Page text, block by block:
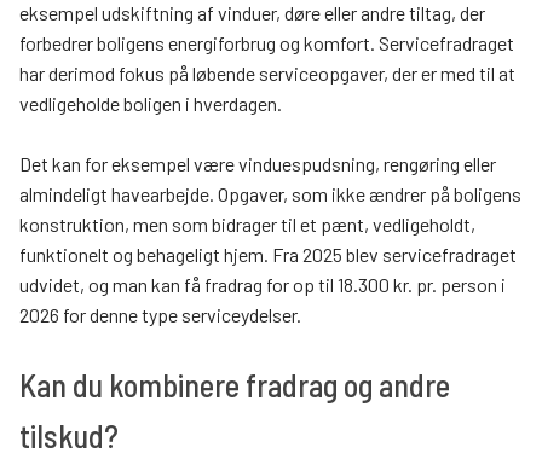
eksempel udskiftning af vinduer, døre eller andre tiltag, der
forbedrer boligens energiforbrug og komfort. Servicefradraget
har derimod fokus på løbende serviceopgaver, der er med til at
vedligeholde boligen i hverdagen.
Det kan for eksempel være vinduespudsning, rengøring eller
almindeligt havearbejde. Opgaver, som ikke ændrer på boligens
konstruktion, men som bidrager til et pænt, vedligeholdt,
funktionelt og behageligt hjem. Fra 2025 blev servicefradraget
udvidet, og man kan få fradrag for op til 18.300 kr. pr. person i
2026 for denne type serviceydelser.
Kan du kombinere fradrag og andre
tilskud?